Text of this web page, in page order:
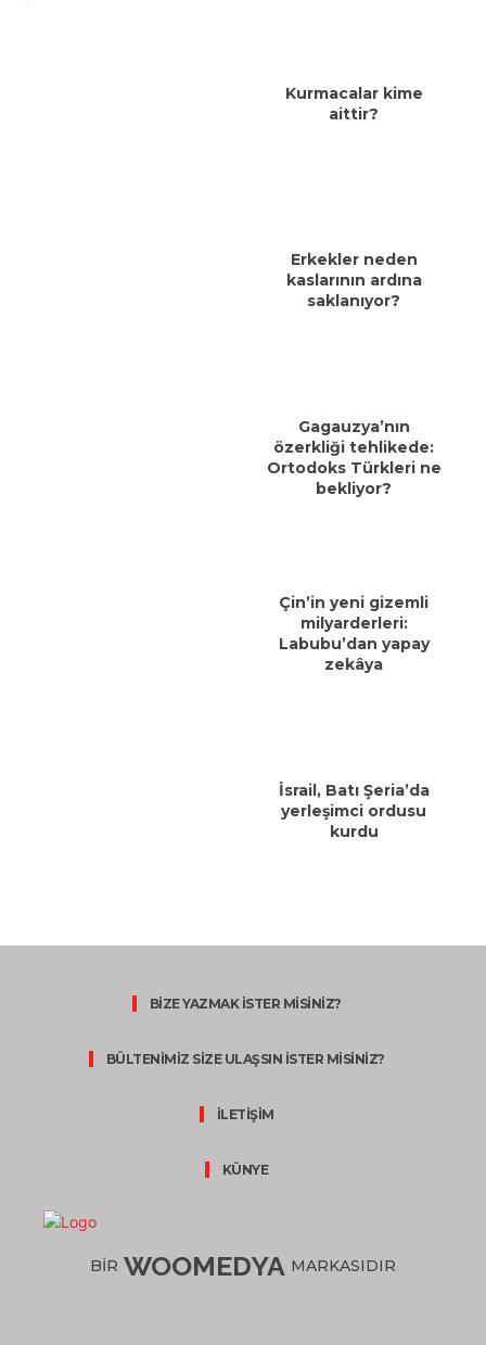
Kurmacalar kime
aittir?
Erkekler neden
kaslarının ardına
saklanıyor?
Gagauzya’nın
özerkliği tehlikede:
Ortodoks Türkleri ne
bekliyor?
Çin’in yeni gizemli
milyarderleri:
Labubu’dan yapay
zekâya
İsrail, Batı Şeria’da
yerleşimci ordusu
kurdu
BİZE YAZMAK İSTER MİSİNİZ?
BÜLTENİMİZ SİZE ULAŞSIN İSTER MİSİNİZ?
İLETİŞİM
KÜNYE
BİR WOOMEDYA MARKASIDIR